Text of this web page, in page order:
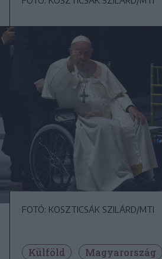
FOTÓ: KOSZTICSÁK SZILÁRD/MTI
Külföld Magyarország